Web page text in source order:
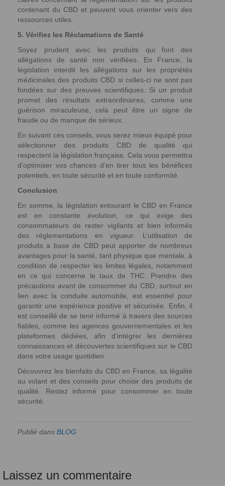
contenant du CBD et peuvent vous orienter vers des
ressources utiles.
5. Vérifiez les Réclamations de Santé
Soyez prudent avec les produits qui font des
allégations de santé non vérifiées. En France, la
législation interdit les allégations sur les propriétés
médicinales des produits CBD si celles-ci ne sont pas
fondées sur des preuves scientifiques. Si un produit
promet des résultats extraordinaires, comme une
guérison miraculeuse, cela peut être un signe de
fraude ou de manque de sérieux.
En suivant ces conseils, vous serez mieux équipé pour
sélectionner des produits CBD de qualité qui
respectent la législation française. Cela vous permettra
d’optimiser vos chances d’en tirer tous les bénéfices
potentiels, en toute sécurité et en toute conformité.
Conclusion
En somme, la législation entourant le CBD en France
est en constante évolution, ce qui exige des
consommateurs de rester vigilants et bien informés
des réglementations en vigueur. L’utilisation de
produits à base de CBD peut apporter de nombreux
avantages pour la santé, tant physique que mentale, à
condition de respecter les limites légales, notamment
en ce qui concerne le taux de THC. Prendre des
précautions avant de consommer du CBD, surtout en
lien avec la conduite automobile, est essentiel pour
garantir une expérience positive et sécurisée. Enfin, il
est conseillé de se tenir informé à travers des sources
fiables, comme les agences gouvernementales et les
plateformes dédiées, afin d’intégrer les dernières
connaissances et découvertes scientifiques sur le CBD
dans votre usage quotidien.
Découvrez les bienfaits du CBD en France, sa légalité
au volant et des conseils pour choisir des produits de
qualité. Restez informé pour consommer en toute
sécurité.
Publié dans BLOG
Laissez un commentaire